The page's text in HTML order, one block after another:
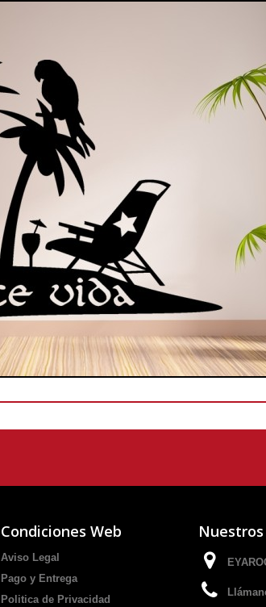
Condiciones Web
Aviso Legal
Pago y Entrega
Politica de Privacidad